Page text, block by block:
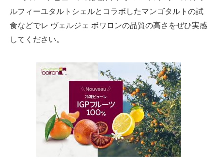
ルフィーユタルトシェルとコラボしたマンゴタルトの試
食などでレ ヴェルジェ ボワロンの品質の高さをぜひ実感
してください。